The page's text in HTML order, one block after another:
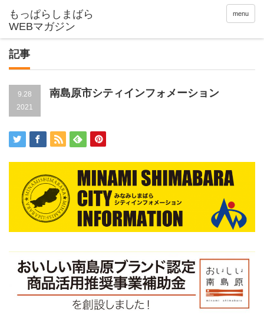
menu
記事
9.28
2021
南島原市シティインフォメーション